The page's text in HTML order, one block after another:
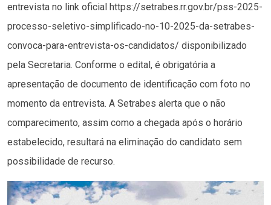
entrevista no link oficial https://setrabes.rr.gov.br/pss-2025-
processo-seletivo-simplificado-no-10-2025-da-setrabes-
convoca-para-entrevista-os-candidatos/ disponibilizado
pela Secretaria. Conforme o edital, é obrigatória a
apresentação de documento de identificação com foto no
momento da entrevista. A Setrabes alerta que o não
comparecimento, assim como a chegada após o horário
estabelecido, resultará na eliminação do candidato sem
possibilidade de recurso.